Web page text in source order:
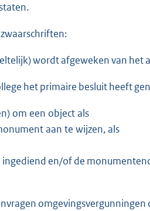
wordt afgeweken van het
het primaire besluit heeft
om een object als
aan te wijzen, als
ingediend en/of de